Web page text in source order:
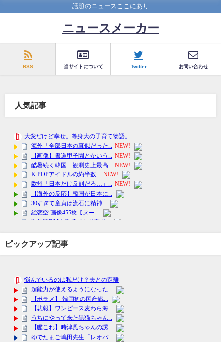
話題のニュースここにあり
ニュースメーカー
RSS 当サイトについて Twitter お問い合わせ
人気記事
ピックアップ記事